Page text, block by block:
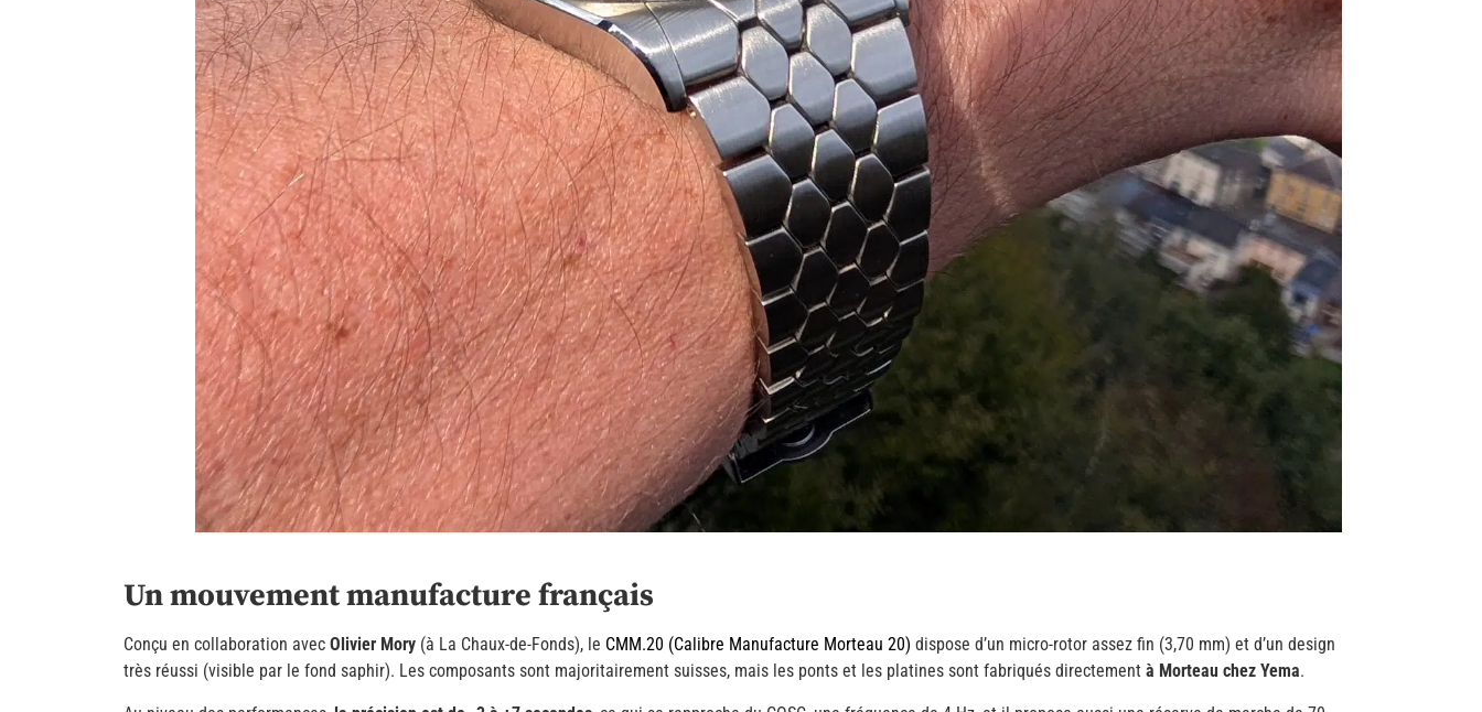
Un mouvement manufacture français
Conçu en collaboration avec Olivier Mory (à La Chaux-de-Fonds), le CMM.20 (Calibre Manufacture Morteau 20) dispose d’un micro-rotor assez fin (3,70 mm) et d’un design
très réussi (visible par le fond saphir). Les composants sont majoritairement suisses, mais les ponts et les platines sont fabriqués directement à Morteau chez Yema.